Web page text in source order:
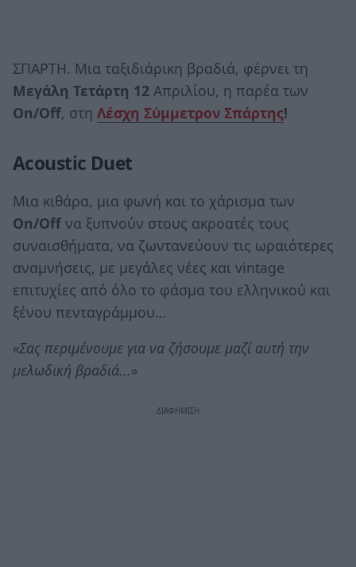
ΣΠΑΡΤΗ. Μια ταξιδιάρικη βραδιά, φέρνει τη
Μεγάλη Τετάρτη 12 Απριλίου, η παρέα των
On/Off, στη Λέσχη Σύμμετρον Σπάρτης!
Acoustic Duet
Μια κιθάρα, μια φωνή και το χάρισμα των
On/Off να ξυπνούν στους ακροατές τους
συναισθήματα, να ζωντανεύουν τις ωραιότερες
αναμνήσεις, με μεγάλες νέες και vintage
επιτυχίες από όλο το φάσμα του ελληνικού και
ξένου πενταγράμμου…
«Σας περιμένουμε για να ζήσουμε μαζί αυτή την
μελωδική βραδιά...»